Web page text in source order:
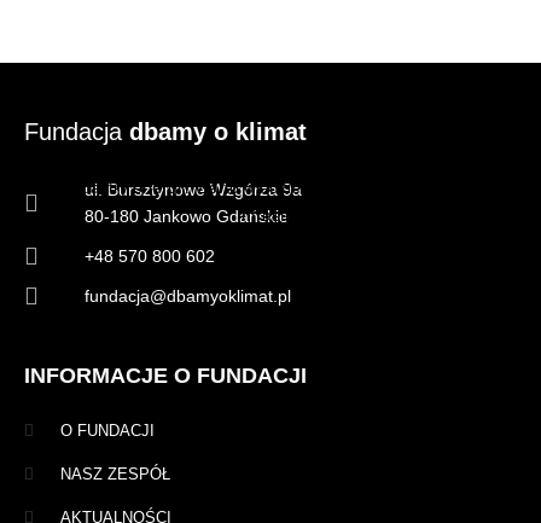
Źródło: Klastry energii. Warto wiedzieć więcej, Program Operacyjny
Infrastruktura i Środowisko 2014-2020
Fundacja dbamy o klimat
ul. Bursztynowe Wzgórza 9a
80-180 Jankowo Gdańskie
+48 570 800 602
fundacja@dbamyoklimat.pl
INFORMACJE O FUNDACJI
O FUNDACJI
NASZ ZESPÓŁ
AKTUALNOŚCI